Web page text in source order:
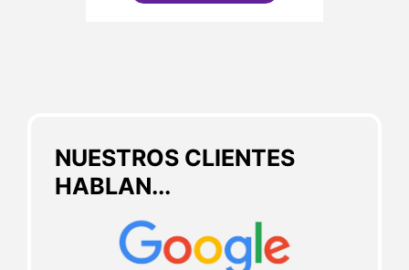
NUESTROS CLIENTES
HABLAN...